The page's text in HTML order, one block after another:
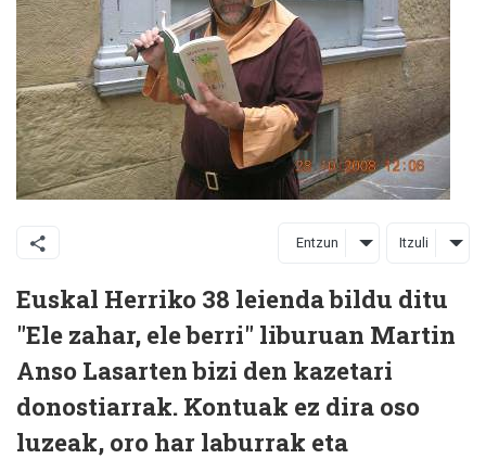
Entzun Itzuli
Euskal Herriko 38 leienda bildu ditu
"Ele zahar, ele berri" liburuan Martin
Anso Lasarten bizi den kazetari
donostiarrak. Kontuak ez dira oso
luzeak, oro har laburrak eta